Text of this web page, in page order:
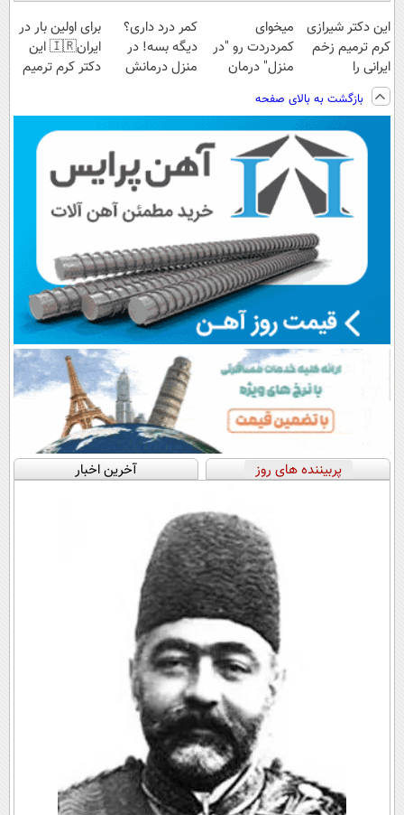
این دکتر شیرازی
کرم ترمیم زخم
ایرانی را
ساخت!!!
میخوای
کمردردت رو "در
منزل" درمان
◂پرسش‌نامه)
کمر درد داری؟
دیگه بسه! در
منزل درمانش
برای اولین بار در
ایران🇮🇷 این
دکتر کرم ترمیم
بازگشت به بالای صفحه
پربیننده های روز آخرین اخبار